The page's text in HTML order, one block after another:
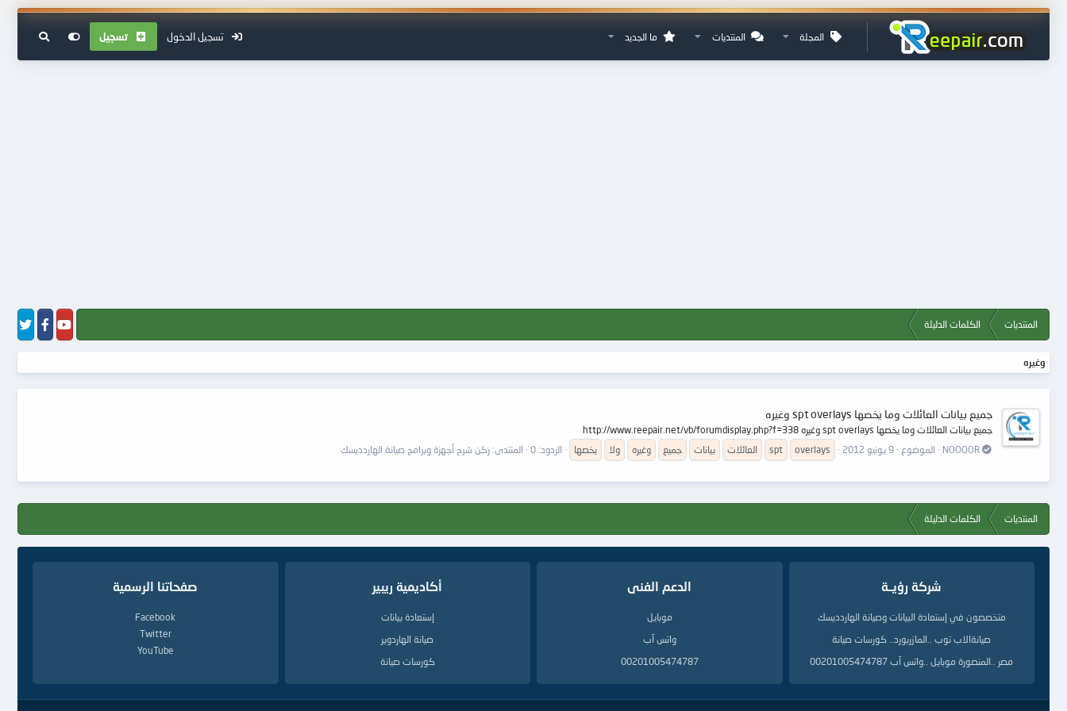
المجلة المنتديات ما الجديد تسجيل الدخول تسجيل
المنتديات الكلمات الدليلة
وغيره
جميع بيانات العائلات وما يخصها spt overlays وغيره
جميع بيانات العائلات وما يخصها spt overlays وغيره http://www.reepair.net/vb/forumdisplay.php?f=338
NOOOOR
الموضوع 9 يونيو 2012 overlays
spt العائلات بيانات جميع وغيره ولا يخصها الردود: 0 المنتدى: ركن شرح أجهزة وبرامج صيانة الهاردديسك
المنتديات الكلمات الدليلة
شركة رؤيــة
متخصصون في إستعادة البيانات وصيانة الهاردديسك
صيانةالاب توب ..المازربورد.. كورسات صيانة
مصر ..المنصورة موبايل ..واتس آب 00201005474787
الدعم الفنى
موبايل
واتس آب
00201005474787
أكاديمية ريبير
إستعادة بيانات
صيانة الهاردوير
كورسات صيانة
صفحاتنا الرسمية
Facebook
Twitter
YouTube